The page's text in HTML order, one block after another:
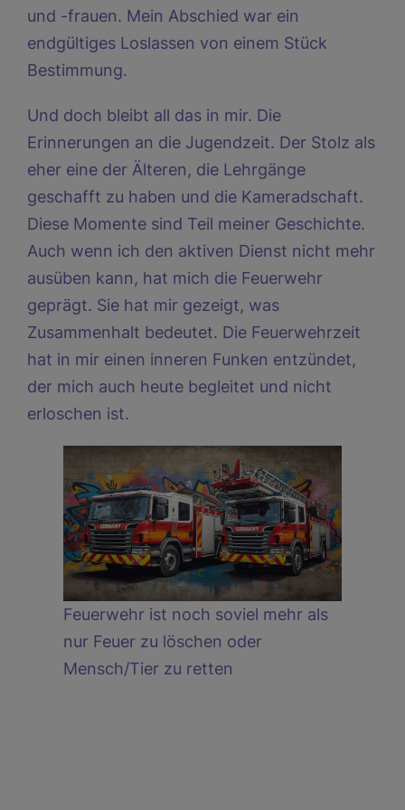
und -frauen. Mein Abschied war ein
endgültiges Loslassen von einem Stück
Bestimmung.
Und doch bleibt all das in mir. Die
Erinnerungen an die Jugendzeit. Der Stolz als
eher eine der Älteren, die Lehrgänge
geschafft zu haben und die Kameradschaft.
Diese Momente sind Teil meiner Geschichte.
Auch wenn ich den aktiven Dienst nicht mehr
ausüben kann, hat mich die Feuerwehr
geprägt. Sie hat mir gezeigt, was
Zusammenhalt bedeutet. Die Feuerwehrzeit
hat in mir einen inneren Funken entzündet,
der mich auch heute begleitet und nicht
erloschen ist.
Feuerwehr ist noch soviel mehr als
nur Feuer zu löschen oder
Mensch/Tier zu retten